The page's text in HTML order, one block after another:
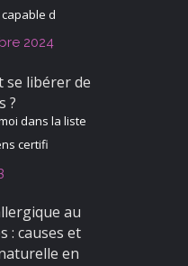
d
2024
se libérer de
?
dans la liste
certifi
au
: causes et
en